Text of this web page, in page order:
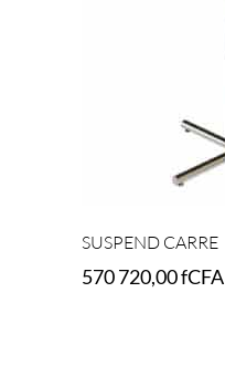
SUSPEND CARRE
570 720,00fCFA